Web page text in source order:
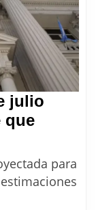
julio
que
para